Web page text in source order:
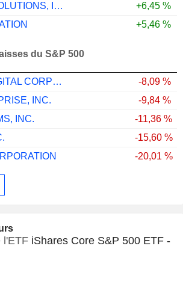
MOTOROLA SOLUTIONS, INC.
+6,45 %
+5,46 %
du S&P 500
WESTERN DIGITAL CORPORATION
-8,09 %
INC.
-9,84 %
INC.
-11,36 %
-15,60 %
-20,01 %
l'ETF iShares Core S&P 500 ETF -